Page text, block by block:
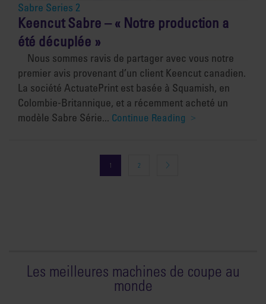
Sabre Series 2
Keencut Sabre – « Notre production a
été décuplée »
Nous sommes ravis de partager avec vous notre
premier avis provenant d’un client Keencut canadien.
La société ActuatePrint est basée à Squamish, en
Colombie-Britannique, et a récemment acheté un
modèle Sabre Série... Continue Reading
1 2
Les meilleures machines de coupe au
monde